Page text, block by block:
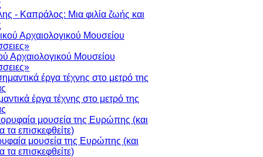
- Καπράλος: Μια φιλία ζωής και
Αρχαιολογικού Μουσείου
έργα τέχνης στο μετρό της
μουσεία της Ευρώπης (και
τα επισκεφθείτε)